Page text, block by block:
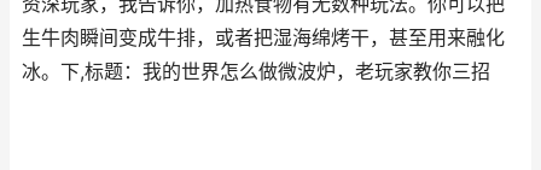
生牛肉瞬间变成牛排，或者把湿海绵烤干，甚至用来融化
冰。下,标题：我的世界怎么做微波炉，老玩家教你三招